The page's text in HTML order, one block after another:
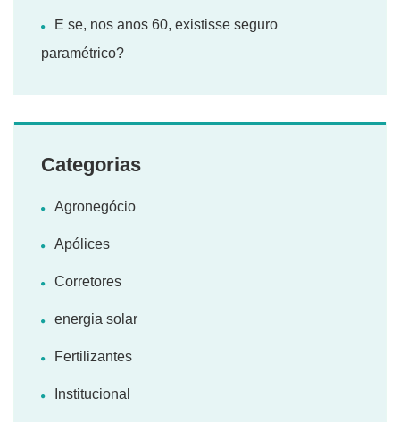
E se, nos anos 60, existisse seguro
paramétrico?
Categorias
Agronegócio
Apólices
Corretores
energia solar
Fertilizantes
Institucional